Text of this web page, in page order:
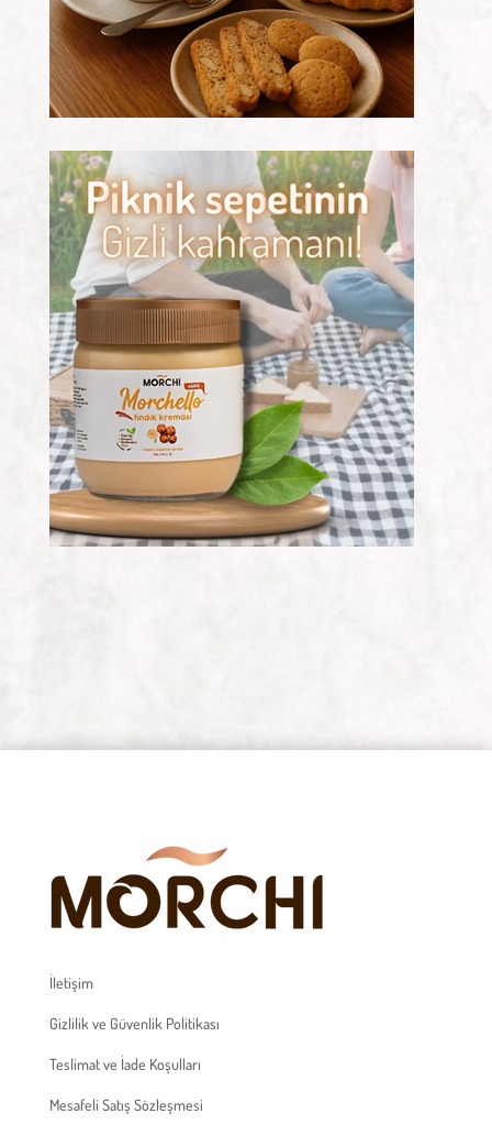
İletişim
Gizlilik ve Güvenlik Politikası
Teslimat ve İade Koşulları
Mesafeli Satış Sözleşmesi